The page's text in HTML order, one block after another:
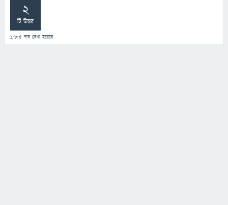
2
টি উত্তর
1,705 বার দেখা হয়েছে